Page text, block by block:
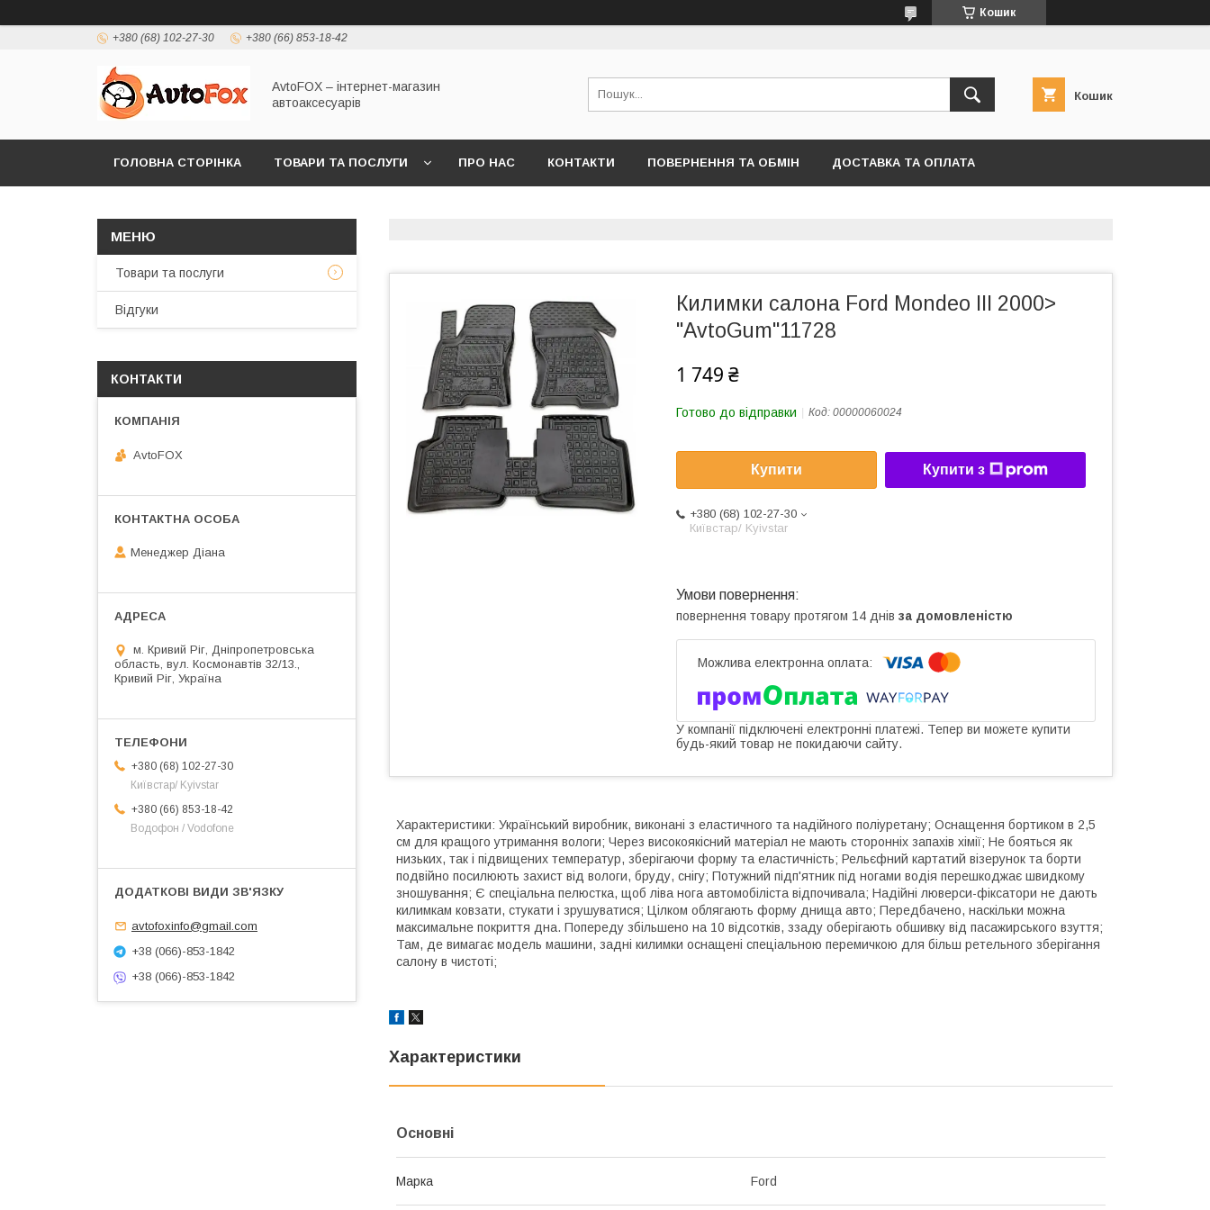
Кошик
+380 (68) 102-27-30 +380 (66) 853-18-42
AvtoFOX – інтернет-магазин
автоаксесуарів
Кошик
ГОЛОВНА СТОРІНКА ТОВАРИ ТА ПОСЛУГИ ПРО НАС КОНТАКТИ ПОВЕРНЕННЯ ТА ОБМІН ДОСТАВКА ТА ОПЛАТА
Килимки салона Ford Mondeo III 2000>
"AvtoGum"11728
1 749 ₴
Готово до відправки Код: 00000060024
Купити Купити з
+380 (68) 102-27-30
Київстар/ Kyivstar
повернення товару протягом 14 днів за домовленістю
У компанії підключені електронні платежі. Тепер ви можете купити
будь-який товар не покидаючи сайту.
Характеристики: Український виробник, виконані з еластичного та надійного поліуретану; Оснащення бортиком в 2,5
см для кращого утримання вологи; Через високоякісний матеріал не мають сторонніх запахів хімії; Не бояться як
низьких, так і підвищених температур, зберігаючи форму та еластичність; Рельєфний картатий візерунок та борти
подвійно посилюють захист від вологи, бруду, снігу; Потужний підп'ятник під ногами водія перешкоджає швидкому
зношування; Є спеціальна пелюстка, щоб ліва нога автомобіліста відпочивала; Надійні люверси-фіксатори не дають
килимкам ковзати, стукати і зрушуватися; Цілком облягають форму днища авто; Передбачено, наскільки можна
максимальне покриття дна. Попереду збільшено на 10 відсотків, ззаду оберігають обшивку від пасажирського взуття;
Там, де вимагає модель машини, задні килимки оснащені спеціальною перемичкою для більш ретельного зберігання
салону в чистоті;
Характеристики
Основні
Марка Ford
Товари та послуги
Відгуки
КОНТАКТИ
AvtoFOX
Менеджер Діана
м. Кривий Ріг, Дніпропетровська
область, вул. Космонавтів 32/13.,
Кривий Ріг, Україна
+380 (68) 102-27-30
Київстар/ Kyivstar
+380 (66) 853-18-42
Водофон / Vodofone
avtofoxinfo@gmail.com
+38 (066)-853-1842
+38 (066)-853-1842